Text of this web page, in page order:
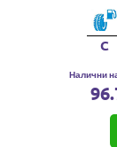
C
Налични